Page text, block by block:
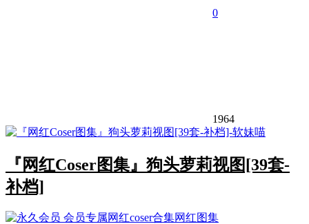
0
1964
『网红Coser图集』狗头萝莉视图[39套-
补档]
会员专属网红coser合集网红图集